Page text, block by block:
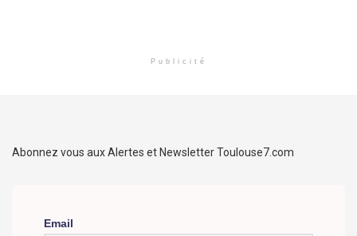
Publicité
Abonnez vous aux Alertes et Newsletter Toulouse7.com
Email